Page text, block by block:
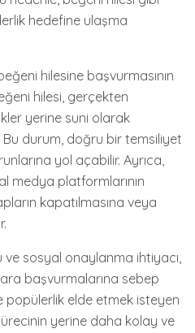
hedefine ulaşma
hilesine başvurmasının
hilesi, gerçekten
yerine suni olarak
Bu durum, doğru bir temsiliyet
yol açabilir. Ayrıca,
medya platformlarının
kapatılmasına veya
ve sosyal onaylanma ihtiyacı,
başvurmalarına sebep
popülerlik elde etmek isteyen
yerine daha kolay ve